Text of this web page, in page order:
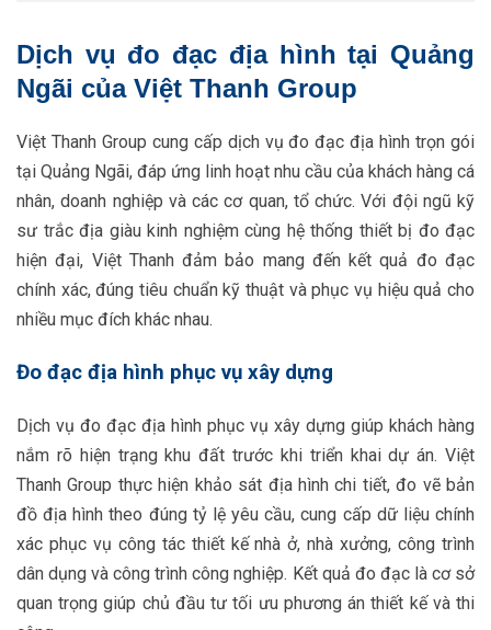
Dịch vụ đo đạc địa hình tại Quảng
Ngãi của Việt Thanh Group
Việt Thanh Group cung cấp dịch vụ đo đạc địa hình trọn gói
tại Quảng Ngãi, đáp ứng linh hoạt nhu cầu của khách hàng cá
nhân, doanh nghiệp và các cơ quan, tổ chức. Với đội ngũ kỹ
sư trắc địa giàu kinh nghiệm cùng hệ thống thiết bị đo đạc
hiện đại, Việt Thanh đảm bảo mang đến kết quả đo đạc
chính xác, đúng tiêu chuẩn kỹ thuật và phục vụ hiệu quả cho
nhiều mục đích khác nhau.
Đo đạc địa hình phục vụ xây dựng
Dịch vụ đo đạc địa hình phục vụ xây dựng giúp khách hàng
nắm rõ hiện trạng khu đất trước khi triển khai dự án. Việt
Thanh Group thực hiện khảo sát địa hình chi tiết, đo vẽ bản
đồ địa hình theo đúng tỷ lệ yêu cầu, cung cấp dữ liệu chính
xác phục vụ công tác thiết kế nhà ở, nhà xưởng, công trình
dân dụng và công trình công nghiệp. Kết quả đo đạc là cơ sở
quan trọng giúp chủ đầu tư tối ưu phương án thiết kế và thi